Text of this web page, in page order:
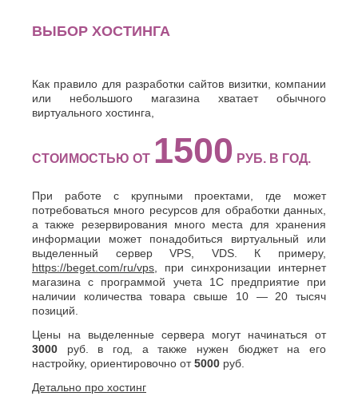
ВЫБОР ХОСТИНГА
Как правило для разработки сайтов визитки, компании
или небольшого магазина хватает обычного
виртуального хостинга,
СТОИМОСТЬЮ ОТ 1500 РУБ. В ГОД.
При работе с крупными проектами, где может
потребоваться много ресурсов для обработки данных,
а также резервирования много места для хранения
информации может понадобиться виртуальный или
выделенный сервер VPS, VDS. К примеру,
https://beget.com/ru/vps , при синхронизации интернет
магазина с программой учета 1С предприятие при
наличии количества товара свыше 10 — 20 тысяч
позиций.
Цены на выделенные сервера могут начинаться от
3000 руб. в год, а также нужен бюджет на его
настройку, ориентировочно от5000 руб.
Детально про хостинг